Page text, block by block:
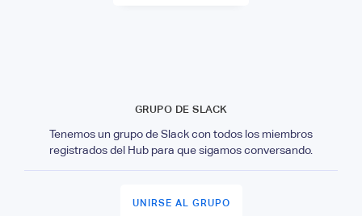
GRUPO DE SLACK
Tenemos un grupo de Slack con todos los miembros
registrados del Hub para que sigamos conversando.
UNIRSE AL GRUPO